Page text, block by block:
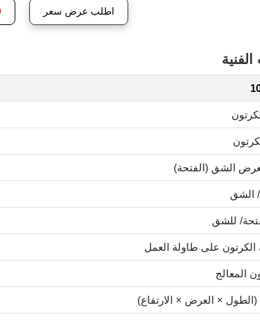
اطلب عرض سعر
الشق (الفتحة)
الشق
للشق
على طاولة العمل
المعالج
(الطول × العرض × الارتفاع)